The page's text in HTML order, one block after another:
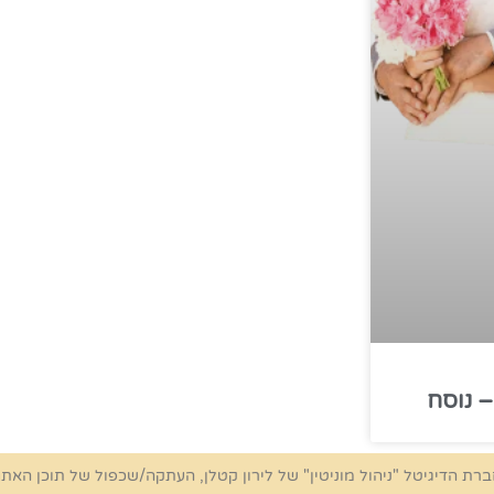
נוסח
הדיגיטל "ניהול מוניטין" של לירון קטלן, העתקה/שכפול של תוכן